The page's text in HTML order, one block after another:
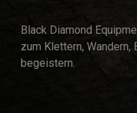
Black Diamond
zum Klettern, Wandern,
begeistern.